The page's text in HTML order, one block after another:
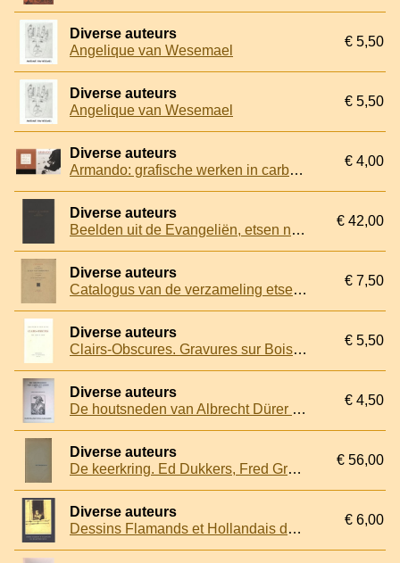
Diverse auteurs
Angelique van Wesemael
€ 5,50
Diverse auteurs
Angelique van Wesemael
€ 5,50
Diverse auteurs
Armando: grafische werken in carborundum
€ 4,00
Diverse auteurs
Beelden uit de Evangeliën, etsen naar beroemde meesters (2 delen)
€ 42,00
Diverse auteurs
Catalogus van de verzameling etsen van Rembrandt in het bezit van I. de Bruijn en J.G. de Bruijn-van der Leeuw, met twee platen
€ 7,50
Diverse auteurs
Clairs-Obscures. Gravures sur Bois. De 1500 a 1800. Exposition Paris et Rotterdam 1965-1966
€ 5,50
Diverse auteurs
De houtsneden van Albrecht Dürer 1471-1528. Chronologisch gerangschikt
€ 4,50
Diverse auteurs
De keerkring. Ed Dukkers, Fred Grote, Dick ten Hoedt, Jacob Kuijper, Jutta Metzger, Rik van der Mey, Nic. Jonk, Max Reneman, Leo van Rijn, Dick Zwier
€ 56,00
Diverse auteurs
Dessins Flamands et Hollandais du dix-septième siècle
€ 6,00